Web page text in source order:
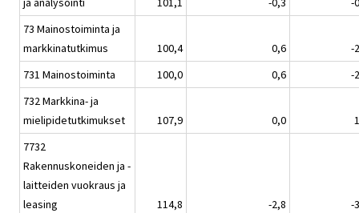
73 Mainostoiminta ja
markkinatutkimus
100,4 0,6
-
731 Mainostoiminta
100,0 0,6
-
732 Markkina- ja
mielipidetutkimukset
107,9 0,0
7732
Rakennuskoneiden ja -
laitteiden vuokraus ja
leasing
114,8 -2,8
-